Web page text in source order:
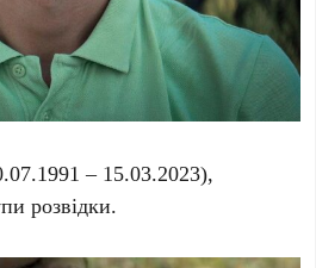
– 15.03.2023),
розвідки.